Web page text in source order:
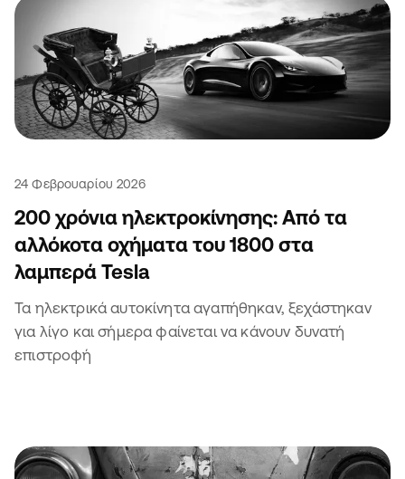
24 Φεβρουαρίου 2026
200 χρόνια ηλεκτροκίνησης: Από τα
αλλόκοτα οχήματα του 1800 στα
λαμπερά Tesla
Τα ηλεκτρικά αυτοκίνητα αγαπήθηκαν, ξεχάστηκαν
για λίγο και σήμερα φαίνεται να κάνουν δυνατή
επιστροφή